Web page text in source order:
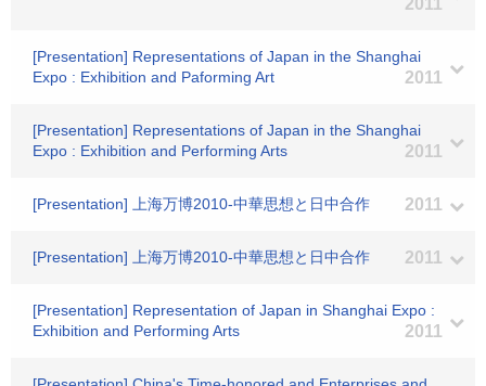
2011
[Presentation] Representations of Japan in the Shanghai
Expo : Exhibition and Paforming Art
2011
[Presentation] Representations of Japan in the Shanghai
Expo : Exhibition and Performing Arts
2011
[Presentation] 上海万博2010-中華思想と日中合作 2011
[Presentation] 上海万博2010-中華思想と日中合作 2011
[Presentation] Representation of Japan in Shanghai Expo :
Exhibition and Performing Arts
2011